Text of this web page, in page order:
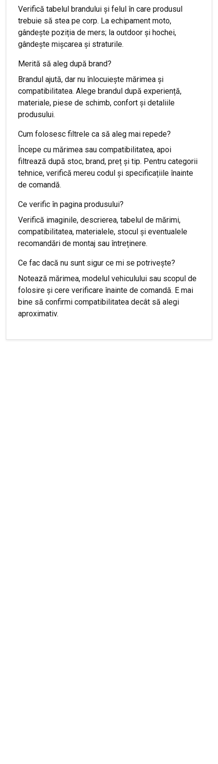
Verifică tabelul brandului și felul în care produsul
trebuie să stea pe corp. La echipament moto,
gândește poziția de mers; la outdoor și hochei,
gândește mișcarea și straturile.
Merită să aleg după brand?
Brandul ajută, dar nu înlocuiește mărimea și
compatibilitatea. Alege brandul după experiență,
materiale, piese de schimb, confort și detaliile
produsului.
Cum folosesc filtrele ca să aleg mai repede?
Începe cu mărimea sau compatibilitatea, apoi
filtrează după stoc, brand, preț și tip. Pentru categorii
tehnice, verifică mereu codul și specificațiile înainte
de comandă.
Ce verific în pagina produsului?
Verifică imaginile, descrierea, tabelul de mărimi,
compatibilitatea, materialele, stocul și eventualele
recomandări de montaj sau întreținere.
Ce fac dacă nu sunt sigur ce mi se potrivește?
Notează mărimea, modelul vehiculului sau scopul de
folosire și cere verificare înainte de comandă. E mai
bine să confirmi compatibilitatea decât să alegi
aproximativ.